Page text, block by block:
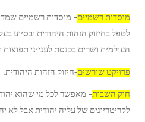
מוסדות רשמיים– מוסדות רשמיים
לטפל בחיזוק הזהות היהודית ובסיוע
העולמית ושרים בכנסת לענייני תפוצות
פרויקט שורשים-חיזוק הזהות היהודית.
חוק השבות– מאפשר לכל מי שהוא
לקריטריונים של עליה יהודית אבל לא